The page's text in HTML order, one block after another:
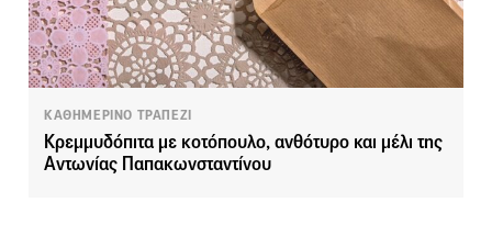
ΚΑΘΗΜΕΡΙΝΟ ΤΡΑΠΕΖΙ
Κρεμμυδόπιτα με κοτόπουλο, ανθότυρο και μέλι της
Αντωνίας Παπακωνσταντίνου